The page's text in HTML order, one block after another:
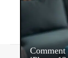
Comment